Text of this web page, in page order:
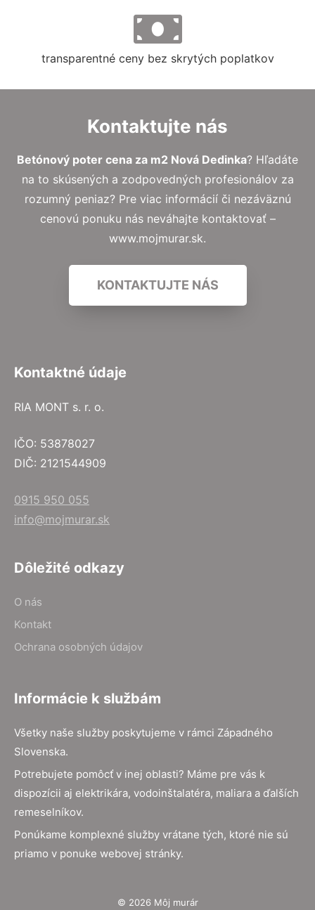
transparentné ceny bez skrytých poplatkov
Kontaktujte nás
Betónový poter cena za m2 Nová Dedinka? Hľadáte
na to skúsených a zodpovedných profesionálov za
rozumný peniaz? Pre viac informácií či nezáväznú
cenovú ponuku nás neváhajte kontaktovať –
www.mojmurar.sk.
KONTAKTUJTE NÁS
Kontaktné údaje
RIA MONT s. r. o.
IČO: 53878027
DIČ: 2121544909
0915 950 055
info@mojmurar.sk
Dôležité odkazy
O nás
Kontakt
Ochrana osobných údajov
Informácie k službám
Všetky naše služby poskytujeme v rámci Západného
Slovenska.
Potrebujete pomôcť v inej oblasti? Máme pre vás k
dispozícii aj elektrikára, vodoinštalatéra, maliara a ďalších
remeselníkov.
Ponúkame komplexné služby vrátane tých, ktoré nie sú
priamo v ponuke webovej stránky.
© 2026 Môj murár